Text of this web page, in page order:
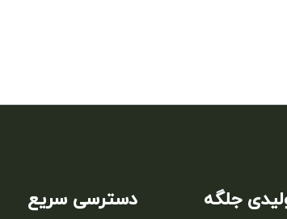
جلگه دسترسی سریع